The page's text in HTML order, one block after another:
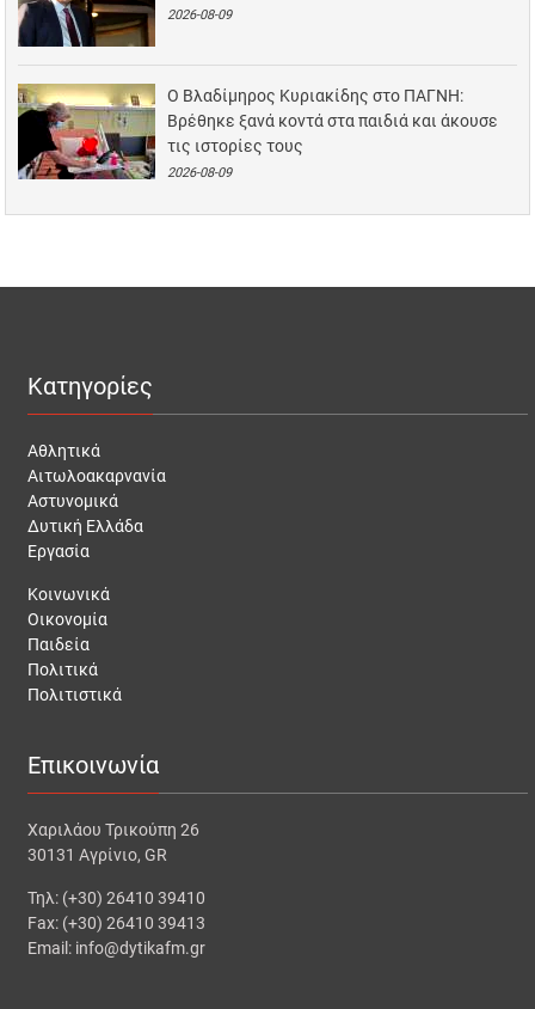
2026-08-09
Ο Βλαδίμηρος Κυριακίδης στο ΠΑΓΝΗ:
Βρέθηκε ξανά κοντά στα παιδιά και άκουσε
τις ιστορίες τους
2026-08-09
Κατηγορίες
Αθλητικά
Αιτωλοακαρνανία
Αστυνομικά
Δυτική Ελλάδα
Εργασία
Κοινωνικά
Οικονομία
Παιδεία
Πολιτικά
Πολιτιστικά
Επικοινωνία
Χαριλάου Τρικούπη 26
30131 Αγρίνιο, GR
Τηλ: (+30) 26410 39410
Fax: (+30) 26410 39413
Email: info@dytikafm.gr